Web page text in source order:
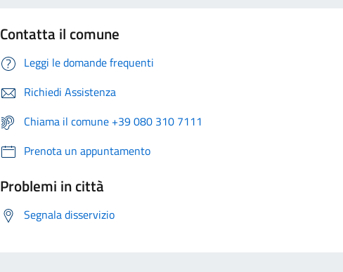
Contatta il comune
Leggi le domande frequenti
Richiedi Assistenza
Chiama il comune +39 080 310 7111
Prenota un appuntamento
Problemi in città
Segnala disservizio